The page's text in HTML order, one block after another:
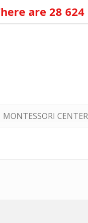
are 28
MONTESSORI CENTER